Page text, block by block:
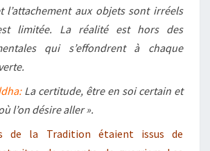
l’attachement aux objets sont irréels
limitée. La réalité est hors des
qui s’effondrent à chaque
La certitude, être en soi certain et
l’on désire aller ».
de la Tradition étaient issus de